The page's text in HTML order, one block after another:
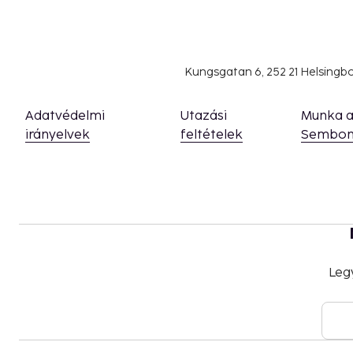
Kungsgatan 6, 252 21
Adatvédelmi
irányelvek
Utazási
feltételek
Munka a